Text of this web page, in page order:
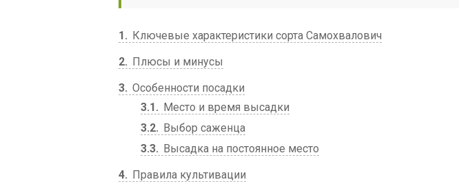
1
Ключевые характеристики сорта Самохвалович
2
Плюсы и минусы
3 Особенности посадки
3.1
Место и время высадки
3.2
Выбор саженца
3.3
Высадка на постоянное место
4
Правила культивации